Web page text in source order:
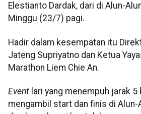
Elestianto Dardak, dari di Alun-
Minggu (23/7) pagi.
Hadir dalam kesempatan itu
Jateng Supriyatno dan Ketua
Marathon Liem Chie An.
Event lari yang menempuh jarak 5
mengambil start dan finis di Alun-